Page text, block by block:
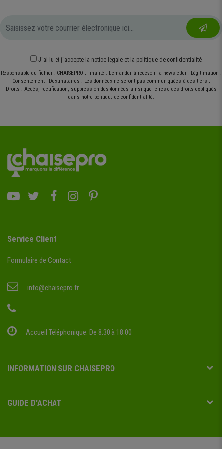
J´ai lu et j´accepte la notice légale et la politique de confidentialité
Responsable du fichier : CHAISEPRO ; Finalité : Demander à recevoir la newsletter ; Légitimation :
Consentement ; Destinataires : Les données ne seront pas communiquées à des tiers ;
Droits : Accès, rectification, suppression des données ainsi que le reste des droits expliqués
dans notre politique de confidentialité.
Service Client
Formulaire de Contact
info@chaisepro.fr
Accueil Téléphonique: De 8:30 à 18:00
INFORMATION SUR CHAISEPRO
GUIDE D'ACHAT